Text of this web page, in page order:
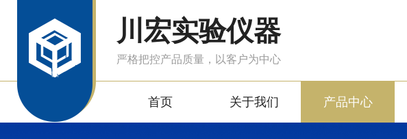
川宏实验仪器
严格把控产品质量，以客户为中心
首页 关于我们 产品中心